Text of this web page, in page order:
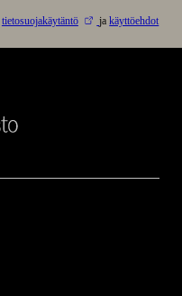
tietosuojakäytäntö jakäyttöehdot